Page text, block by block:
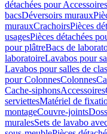
détachées pour Accessoires
bacsDéversoirs muraux
murauxCrachoirsPièces
usagesPièces détachées
pour plâtreBacs de
laboratoireLavabos pour
Lavabos pour salles de
pour ColonnesColonnes
Cache-siphonsAccessoires
serviettesMatériel de
montageCouvre-joints
muralesSets de lavabo